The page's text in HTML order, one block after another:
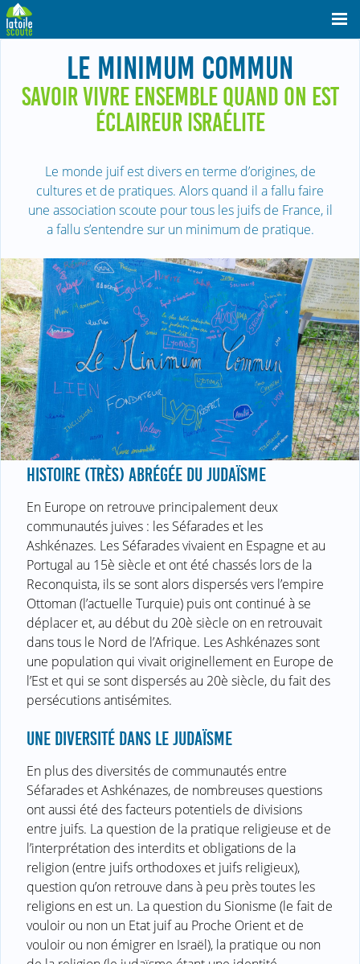
LE MINIMUM COMMUN
SAVOIR VIVRE ENSEMBLE QUAND ON EST
ÉCLAIREUR ISRAÉLITE
Le monde juif est divers en terme d’origines, de
cultures et de pratiques. Alors quand il a fallu faire
une association scoute pour tous les juifs de France, il
a fallu s’entendre sur un minimum de pratique.
HISTOIRE (TRÈS) ABRÉGÉE DU JUDAÏSME
En Europe on retrouve principalement deux
communautés juives : les Séfarades et les
Ashkénazes. Les Séfarades vivaient en Espagne et au
Portugal au 15è siècle et ont été chassés lors de la
Reconquista, ils se sont alors dispersés vers l’empire
Ottoman (l’actuelle Turquie) puis ont continué à se
déplacer et, au début du 20è siècle on en retrouvait
dans tous le Nord de l’Afrique. Les Ashkénazes sont
une population qui vivait originellement en Europe de
l’Est et qui se sont dispersés au 20è siècle, du fait des
persécutions antisémites.
UNE DIVERSITÉ DANS LE JUDAÏSME
En plus des diversités de communautés entre
Séfarades et Ashkénazes, de nombreuses questions
ont aussi été des facteurs potentiels de divisions
entre juifs. La question de la pratique religieuse et de
l’interprétation des interdits et obligations de la
religion (entre juifs orthodoxes et juifs religieux),
question qu’on retrouve dans à peu près toutes les
religions en est un. La question du Sionisme (le fait de
vouloir ou non un Etat juif au Proche Orient et de
vouloir ou non émigrer en Israël), la pratique ou non